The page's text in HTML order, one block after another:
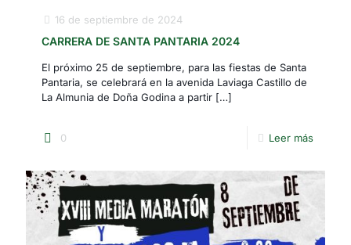
16 de septiembre de 2024
CARRERA DE SANTA PANTARIA 2024
El próximo 25 de septiembre, para las fiestas de Santa
Pantaria, se celebrará en la avenida Laviaga Castillo de
La Almunia de Doña Godina a partir […]
0 Leer más